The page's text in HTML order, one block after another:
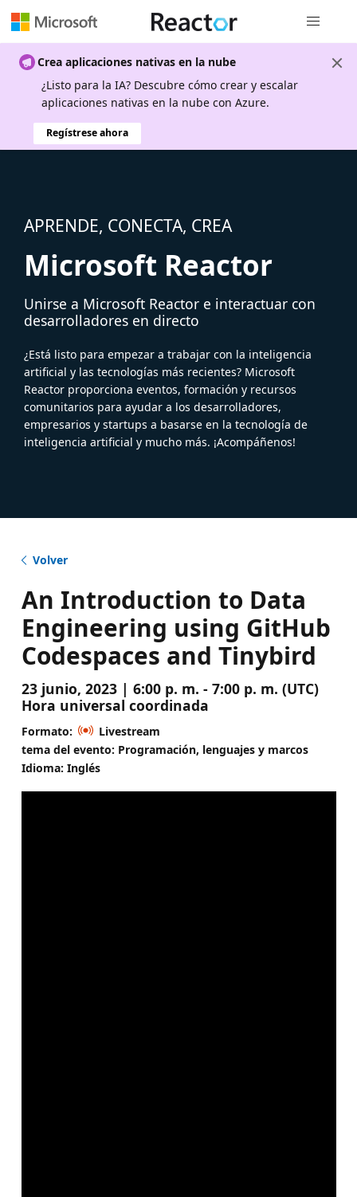
Crea aplicaciones nativas en la nube
¿Listo para la IA? Descubre cómo crear y escalar
aplicaciones nativas en la nube con Azure.
Regístrese ahora
APRENDE, CONECTA, CREA
Microsoft Reactor
Unirse a Microsoft Reactor e interactuar con
desarrolladores en directo
¿Está listo para empezar a trabajar con la inteligencia
artificial y las tecnologías más recientes? Microsoft
Reactor proporciona eventos, formación y recursos
comunitarios para ayudar a los desarrolladores,
empresarios y startups a basarse en la tecnología de
inteligencia artificial y mucho más. ¡Acompáñenos!
Volver
An Introduction to Data
Engineering using GitHub
Codespaces and Tinybird
23 junio, 2023 | 6:00 p. m. - 7:00 p. m. (UTC)
Hora universal coordinada
Formato:
Livestream
tema del evento: Programación, lenguajes y marcos
Idioma: Inglés